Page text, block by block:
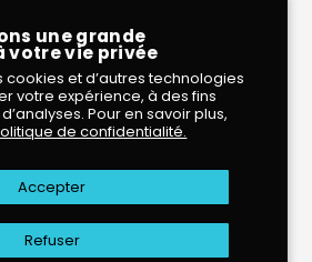
une grande
votre vie privée
cookies et d’autres technologies
votre expérience, à des fins
Pour en savoir plus,
de confidentialité.
Accepter
Refuser
remboursement